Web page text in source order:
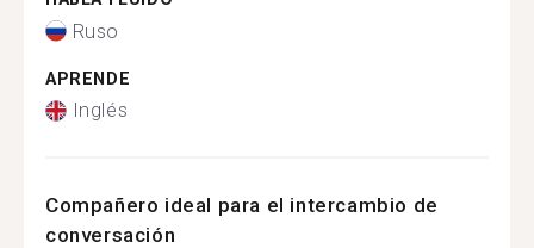
Ruso
APRENDE
Inglés
Compañero ideal para el intercambio de
conversación